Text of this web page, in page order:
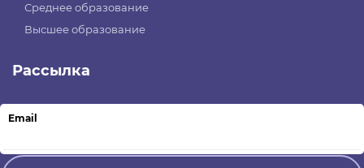
Среднее образование
Высшее образование
Рассылка
Email